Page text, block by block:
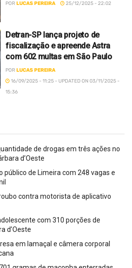
POR LUCAS PEREIRA 25/12/2025 - 22:02
Detran-SP lança projeto de
fiscalização e apreende Astra
com 602 multas em São Paulo
POR LUCAS PEREIRA
16/09/2025 - 11:25 - UPDATED ON 03/11/2025 -
15:36
de drogas em três ações no
d’Oeste
público de Limeira com 248 vagas e
contra motorista de aplicativo
com 310 porções de
d’Oeste
em lamaçal e câmera corporal